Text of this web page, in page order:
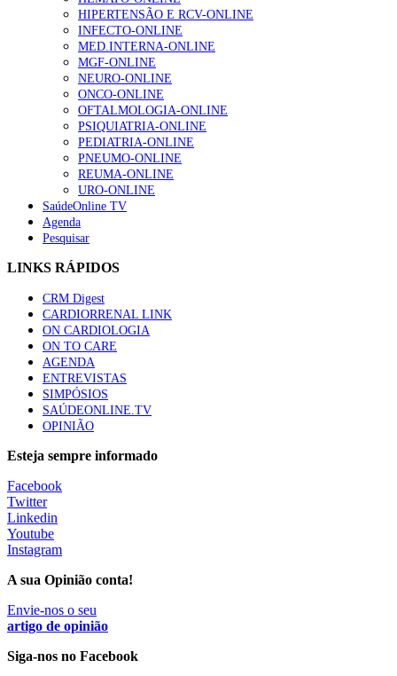
te na Insuficiência Cardíaca” da Bayer
169 visualizações
Alguns milhares de utentes podem ficar sem médico de
família com nova regras do registo, alerta associação
132 visualizações
“Os programas de rastreio do cancro do pulmão são
custo-efetivos e representam um investimento
sustentável para os sistemas de saúde”
93 visualizações
Quase quatro em cada dez doentes com enfarte
apresentavam níveis elevados de Lp(a), revela estudo
87 visualizações
Trodelvy aprovado para primeira linha no cancro da
mama triplo negativo metastático em doentes não
elegíveis para inibidores PD-(L)1
61 visualizações
MAIS NOTÍCIAS
Quase 11.900 jovens recorreram aos cheques psicólogo e
nutricionista no primeiro mês
7 Ago, 2026|0 Comments
ULS de Coimbra estreia cirurgia endoscópica do ouvido com
apoio robótico em Portugal
HIPERTENSÃO E RCV-ONLINE
INFECTO-ONLINE
MED.INTERNA-ONLINE
MGF-ONLINE
NEURO-ONLINE
ONCO-ONLINE
OFTALMOLOGIA-ONLINE
PSIQUIATRIA-ONLINE
PEDIATRIA-ONLINE
PNEUMO-ONLINE
REUMA-ONLINE
URO-ONLINE
SaúdeOnline TV
Agenda
Pesquisar
LINKS RÁPIDOS
CRM Digest
CARDIORRENAL LINK
ON CARDIOLOGIA
ON TO CARE
AGENDA
ENTREVISTAS
SIMPÓSIOS
SAÚDEONLINE.TV
OPINIÃO
Esteja sempre informado
Facebook
Twitter
Linkedin
Youtube
Instagram
A sua Opinião conta!
Envie-nos o seu
artigo de opinião
Siga-nos no Facebook